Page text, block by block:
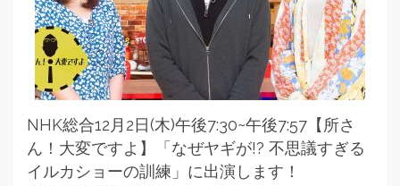
NHK総合12月2日(木)午後7:30~午後7:57【所さ
ん！大変ですよ】「なぜヤギが!? 不思議すぎる
イルカショーの訓練」に出演します！